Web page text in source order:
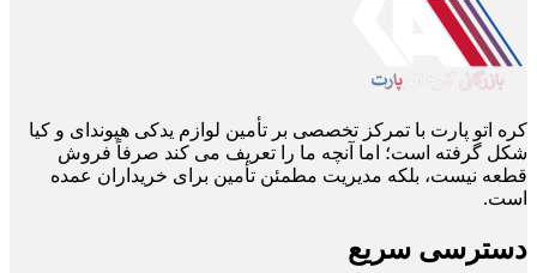
کره اتو پارت با تمرکز تخصصی بر تأمین لوازم یدکی هیوندای و کیا
شکل گرفته است؛ اما آنچه ما را تعریف می ‌کند صرفاً فروش
قطعه نیست، بلکه مدیریت مطمئن تأمین برای خریداران عمده
است.
دسترسی سریع